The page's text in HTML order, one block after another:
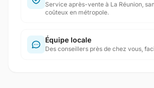
Service après-vente à La Réunion,
coûteux en métropole.
Équipe locale
Des conseillers près de chez vous,